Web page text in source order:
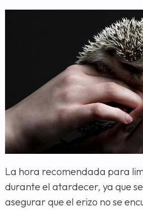
La hora recomendada para
durante el atardecer, ya que
asegurar que el erizo no se